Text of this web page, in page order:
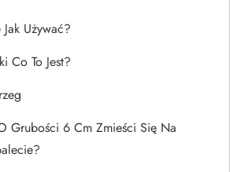
Używać?
Co To Jest?
Grubości 6 Cm Zmieści Się Na